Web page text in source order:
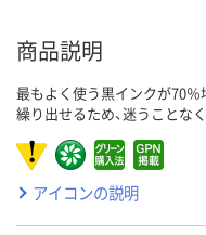
商品説明
最もよく使う黒インクが70
繰り出せるため、迷うことな
アイコンの説明